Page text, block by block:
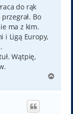
do rąk
Bo
ma z kim.
i Ligą Europy,
Wątpię,
g